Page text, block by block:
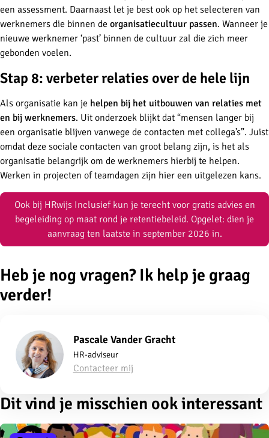
een assessment. Daarnaast let je best ook op het selecteren van
werknemers die binnen de organisatiecultuur passen. Wanneer je
nieuwe werknemer ‘past’ binnen de cultuur zal die zich meer
gebonden voelen.
Stap 8: verbeter relaties over de hele lijn
Als organisatie kan je helpen bij het uitbouwen van relaties met
en bij werknemers. Uit onderzoek blijkt dat “mensen langer bij
een organisatie blijven vanwege de contacten met collega’s”. Juist
omdat deze sociale contacten van groot belang zijn, is het als
organisatie belangrijk om de werknemers hierbij te helpen.
Werken in projecten of teamdagen zijn hier een uitgelezen kans.
Ook bij HRwijs Inclusief kun je terecht voor gratis advies en
begeleiding op maat rond je retentiebeleid. Opgelet: dien je
aanvraag ten laatste in september 2026 in.
Heb je nog vragen? Ik help je graag
verder!
Pascale Vander Gracht
HR-adviseur
Contacteer mij
Dit vind je misschien ook interessant